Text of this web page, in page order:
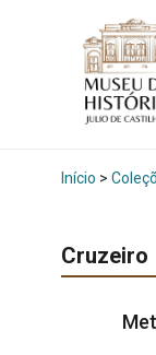
Início >
Cruzeiro